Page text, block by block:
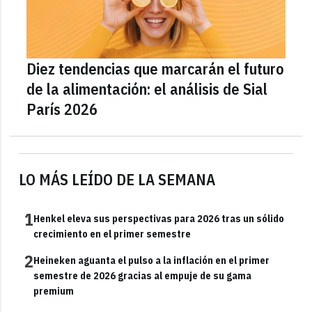
LO MÁS LEÍDO DE LA SEMANA
1Henkel eleva sus perspectivas para 2026 tras un sólido
crecimiento en el primer semestre
2Heineken aguanta el pulso a la inflación en el primer
semestre de 2026 gracias al empuje de su gama
premium
Diez tendencias que marcarán el futuro
de la alimentación: el análisis de Sial
París 2026